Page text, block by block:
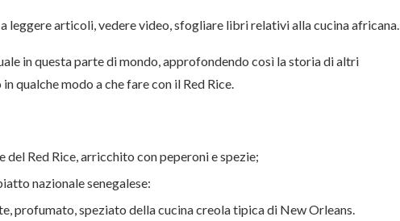
leggere articoli, vedere video, sfogliare libri relativi alla cucina africana.
in questa parte di mondo, approfondendo così la storia di altri
in qualche modo a che fare con il Red Rice.
del Red Rice, arricchito con peperoni e spezie;
nazionale senegalese:
profumato, speziato della cucina creola tipica di New Orleans.